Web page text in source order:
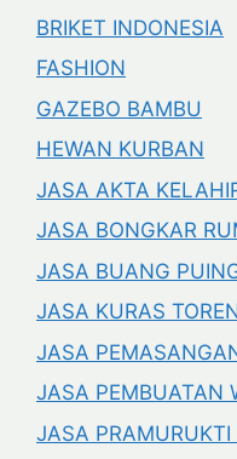
BRIKET INDONESIA
FASHION
GAZEBO BAMBU
HEWAN KURBAN
JASA AKTA
JASA BONGKAR
JASA BUANG
JASA KURAS
JASA
JASA PEMBUATAN
JASA PRAMURUKTI